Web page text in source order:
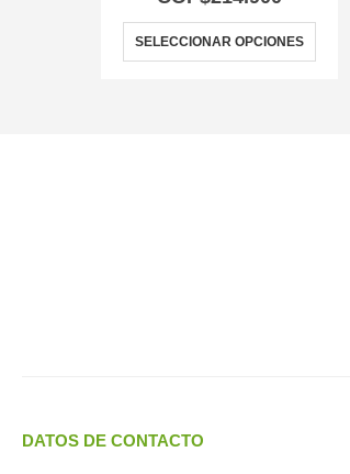
SELECCIONAR OPCIONES
DATOS DE CONTACTO